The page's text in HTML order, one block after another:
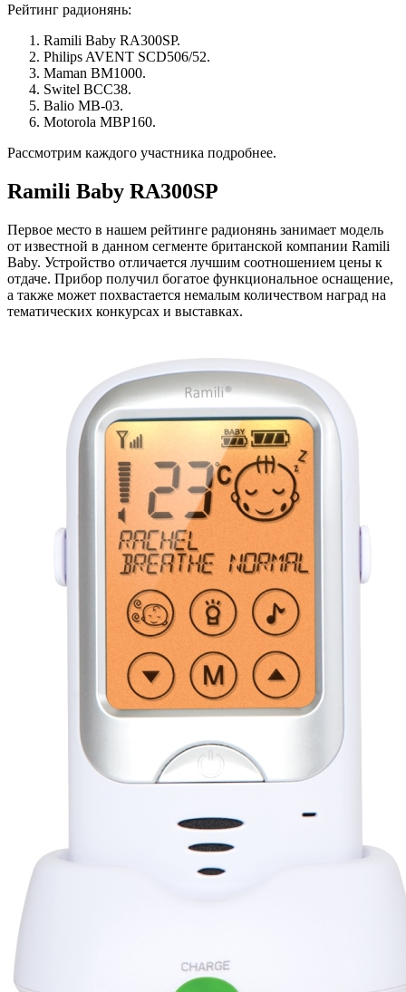
Рейтинг радионянь:
Ramili Baby RA300SP.
Philips AVENT SCD506/52.
Maman BM1000.
Switel BCC38.
Balio МВ-03.
Motorola MBP160.
Рассмотрим каждого участника подробнее.
Ramili Baby RA300SP
Первое место в нашем рейтинге радионянь занимает модель
от известной в данном сегменте британской компании Ramili
Baby. Устройство отличается лучшим соотношением цены к
отдаче. Прибор получил богатое функциональное оснащение,
а также может похвастается немалым количеством наград на
тематических конкурсах и выставках.